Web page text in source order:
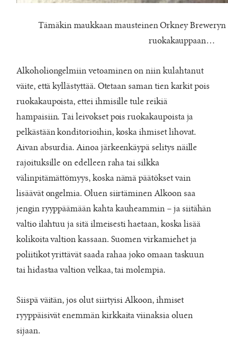
Tämäkin maukkaan mausteinen Orkney
ruokakauppaan…
Alkoholiongelmiin vetoaminen on niin kulahtanut
väite, että kyllästyttää. Otetaan saman tien karkit pois
ruokakaupoista, ettei ihmisille tule reikiä
hampaisiin. Tai leivokset pois ruokakaupoista ja
pelkästään konditorioihin, koska ihmiset lihovat.
Aivan absurdia. Ainoa järkeenkäypä selitys näille
rajoituksille on edelleen raha tai silkka
välinpitämättömyys, koska nämä päätökset vain
lisäävät ongelmia. Oluen siirtäminen Alkoon saa
jengin ryyppäämään kahta kauheammin – ja siitähän
valtio ilahtuu ja sitä ilmeisesti haetaan, koska lisää
kolikoita valtion kassaan. Suomen virkamiehet ja
poliitikot yrittävät saada rahaa joko omaan taskuun
tai hidastaa valtion velkaa, tai molempia.
Siispä väitän, jos olut siirtyisi Alkoon, ihmiset
ryyppäisivät enemmän kirkkaita viinaksia oluen
sijaan.